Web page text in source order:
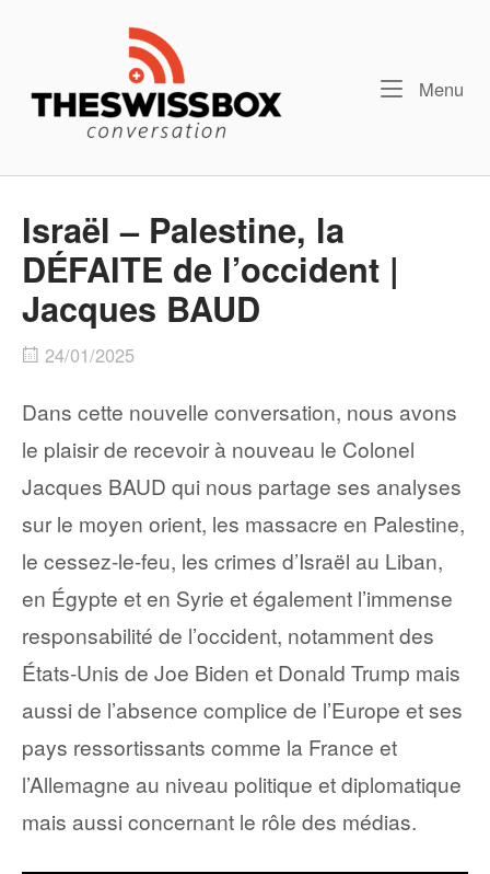
Menu
Israël – Palestine, la
DÉFAITE de l’occident |
Jacques BAUD
24/01/2025
Dans cette nouvelle conversation, nous avons
le plaisir de recevoir à nouveau le Colonel
Jacques BAUD qui nous partage ses analyses
sur le moyen orient, les massacre en Palestine,
le cessez-le-feu, les crimes d’Israël au Liban,
en Égypte et en Syrie et également l’immense
responsabilité de l’occident, notamment des
États-Unis de Joe Biden et Donald Trump mais
aussi de l’absence complice de l’Europe et ses
pays ressortissants comme la France et
l’Allemagne au niveau politique et diplomatique
mais aussi concernant le rôle des médias.